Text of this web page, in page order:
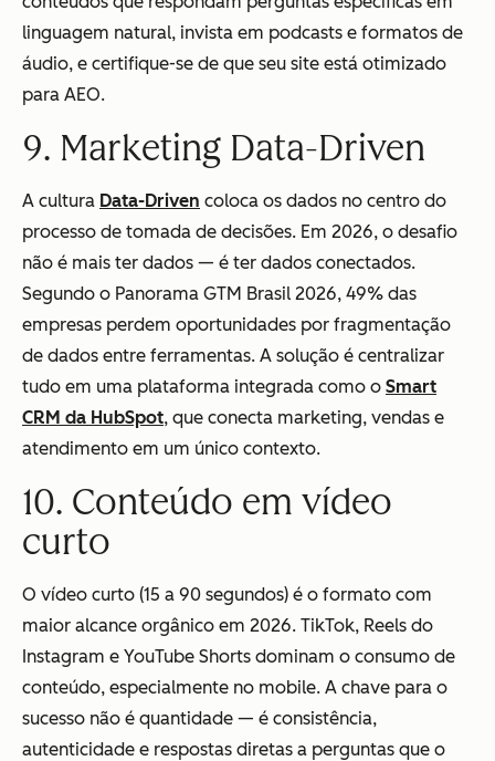
linguagem natural, invista em podcasts e formatos de
áudio, e certifique-se de que seu site está otimizado
para AEO.
9. Marketing Data-Driven
A cultura Data-Driven coloca os dados no centro do
processo de tomada de decisões. Em 2026, o desafio
não é mais ter dados — é ter dados conectados.
Segundo o Panorama GTM Brasil 2026, 49% das
empresas perdem oportunidades por fragmentação
de dados entre ferramentas. A solução é centralizar
tudo em uma plataforma integrada como o Smart
CRM da HubSpot, que conecta marketing, vendas e
atendimento em um único contexto.
10. Conteúdo em vídeo
curto
O vídeo curto (15 a 90 segundos) é o formato com
maior alcance orgânico em 2026. TikTok, Reels do
Instagram e YouTube Shorts dominam o consumo de
conteúdo, especialmente no mobile. A chave para o
sucesso não é quantidade — é consistência,
autenticidade e respostas diretas a perguntas que o